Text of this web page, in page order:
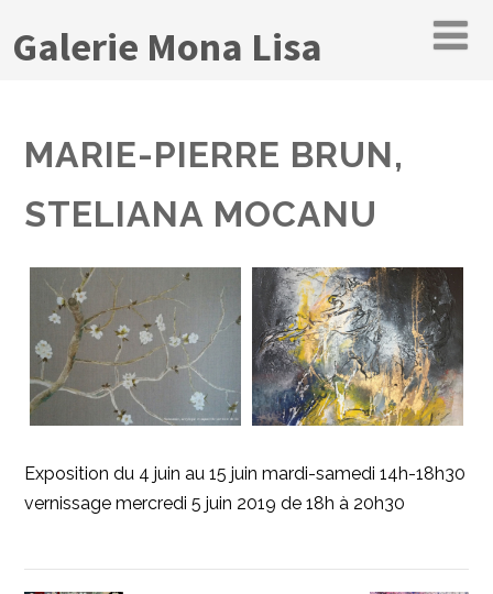
Galerie Mona Lisa
MARIE-PIERRE BRUN,
STELIANA MOCANU
Exposition du 4 juin au 15 juin mardi-samedi 14h-18h30
vernissage mercredi 5 juin 2019 de 18h à 20h30